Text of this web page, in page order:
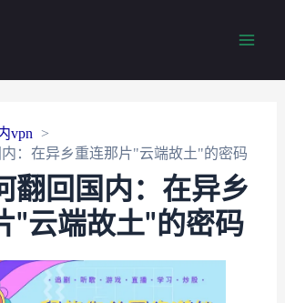
vpn
：在异乡重连那片"云端故土"的密码
翻回国内：在异乡
"云端故土"的密码